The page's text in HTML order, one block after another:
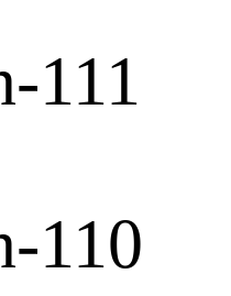
111
110